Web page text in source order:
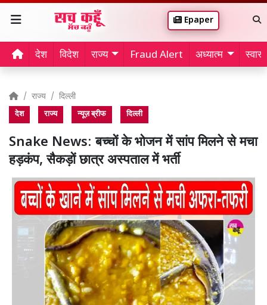
Epaper
देश विदेश राज्य Fraud Alert अध्यात्म
राज्य दिल्ली
देश राज्य न्यूज़ ब्रीफ दिल्ली
Snake News: बच्चों के भोजन में सांप मिलने से मचा
हड़कंप, सैकड़ों छात्र अस्पताल में भर्ती